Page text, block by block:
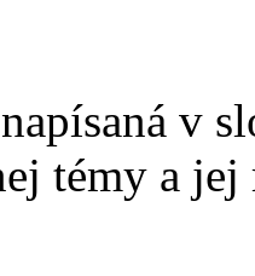
v
témy a